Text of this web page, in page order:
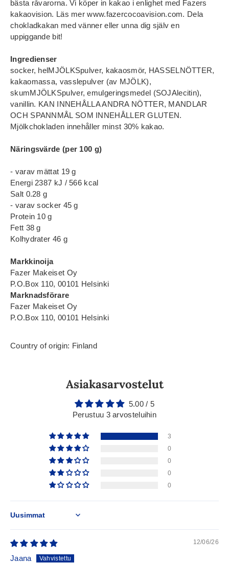
bästa råvarorna. Vi köper in kakao i enlighet med Fazers
kakaovision. Läs mer www.fazercocoavision.com. Dela
chokladkakan med vänner eller unna dig själv en
uppiggande bit!
Ingredienser
socker, helMJÖLKSpulver, kakaosmör, HASSELNÖTTER,
kakaomassa, vasslepulver (av MJÖLK),
skumMJÖLKSpulver, emulgeringsmedel (SOJAlecitin),
vanillin. KAN INNEHÅLLA ANDRA NÖTTER, MANDLAR
OCH SPANNMÅL SOM INNEHÅLLER GLUTEN.
Mjölkchokladen innehåller minst 30% kakao.
Näringsvärde (per 100 g)
- varav mättat 19 g
Energi 2387 kJ / 566 kcal
Salt 0.28 g
- varav socker 45 g
Protein 10 g
Fett 38 g
Kolhydrater 46 g
Markkinoija
Fazer Makeiset Oy
P.O.Box 110, 00101 Helsinki
Marknadsförare
Fazer Makeiset Oy
P.O.Box 110, 00101 Helsinki
Country of origin: Finland
Asiakasarvostelut
5.00 / 5
Perustuu 3 arvosteluihin
3
0
0
0
0
Sort by
12/06/26
Jaana